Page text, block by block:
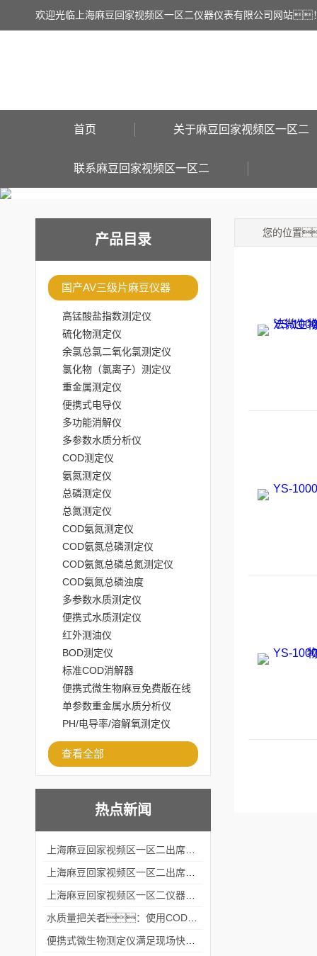
欢迎光临上海麻豆回家视频区一区二仪器仪表有限公司网站
首页 关于麻豆回家视频区一区二
联系麻豆回家视频区一区二
产品目录
国产AV三级片麻豆仪器
高锰酸盐指数测定仪
硫化物测定仪
余氯总氯二氧化氯测定仪
氯化物（氯离子）测定仪
重金属测定仪
便携式电导仪
多功能消解仪
多参数水质分析仪
COD测定仪
氨氮测定仪
总磷测定仪
总氮测定仪
COD氨氮测定仪
COD氨氮总磷测定仪
COD氨氮总磷总氮测定仪
COD氨氮总磷浊度
多参数水质测定仪
便携式水质测定仪
红外测油仪
BOD测定仪
标准COD消解器
便携式微生物麻豆免费版在线
观看
单参数重金属水质分析仪
PH/电导率/溶解氧测定仪
查看全部
热点新闻
您的位置